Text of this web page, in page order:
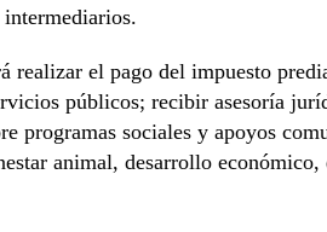
realizar el pago del impuesto
públicos; recibir asesoría
programas sociales y apoyos
animal, desarrollo